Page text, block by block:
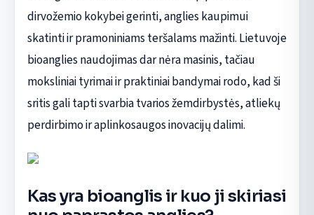
dirvožemio kokybei gerinti, anglies kaupimui
skatinti ir pramoniniams teršalams mažinti. Lietuvoje
bioanglies naudojimas dar nėra masinis, tačiau
moksliniai tyrimai ir praktiniai bandymai rodo, kad ši
sritis gali tapti svarbia tvarios žemdirbystės, atliekų
perdirbimo ir aplinkosaugos inovacijų dalimi.
Kas yra bioanglis ir kuo ji skiriasi